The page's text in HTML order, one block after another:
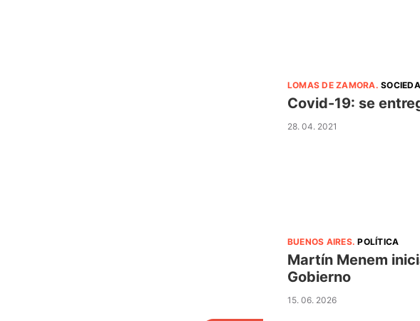
LOMAS DE ZAMORA.
Covid-19: se
28. 04. 2021
BUENOS AIRES.POLÍTICA
Martín Menem
Gobierno
15. 06. 2026